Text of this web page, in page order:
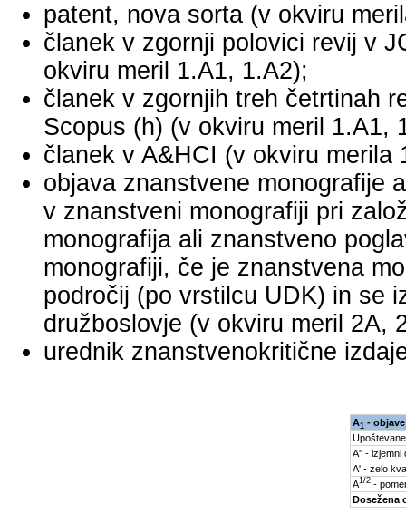
patent, nova sorta (v okviru
članek v zgornji polovici revij v
okviru meril 1.A1, 1.A2);
članek v zgornjih treh četrtinah
Scopus (h) (v okviru meril 1.A1,
članek v A&HCI (v okviru merila
objava znanstvene monografije
v znanstveni monografiji pri
monografija ali znanstveno
monografiji, če je znanstvena
področij (po vrstilcu UDK) in se
družboslovje (v okviru meril 2A,
urednik znanstvenokritične
A1 - objave
A'' - izjemni
A' - zelo
A1/2-
Dosežena